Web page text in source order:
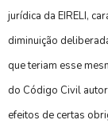
jurídica da EIRELI,
diminuição
que teriam esse
do Código Civil
efeitos de certas